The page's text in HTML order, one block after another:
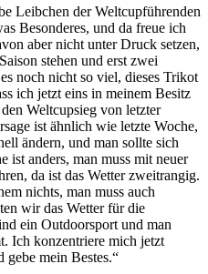
Leibchen der Weltcupführenden
Besonderes, und da freue ich
aber nicht unter Druck setzen,
stehen und erst zwei
noch nicht so viel, dieses Trikot
ich jetzt eins in meinem Besitz
Weltcupsieg von letzter
ist ähnlich wie letzte Woche,
ändern, und man sollte sich
ist anders, man muss mit neuer
da ist das Wetter zweitrangig.
nichts, man muss auch
wir das Wetter für die
ein Outdoorsport und man
Ich konzentriere mich jetzt
gebe mein Bestes.“